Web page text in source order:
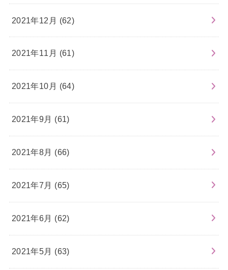
2021年12月 (62)
2021年11月 (61)
2021年10月 (64)
2021年9月 (61)
2021年8月 (66)
2021年7月 (65)
2021年6月 (62)
2021年5月 (63)